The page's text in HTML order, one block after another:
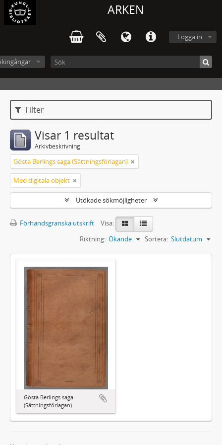
ARKEN
Logga in
Filter
Visar 1 resultat
Arkivbeskrivning
Gösta Berlings saga (Sättningsförlagan)
Med digitala objekt
Utökade sökmöjligheter
Förhandsgranska utskrift
Visa:
Sortera: Slutdatum
Riktning: Ökande
Gösta Berlings saga
(Sättningsförlagan)